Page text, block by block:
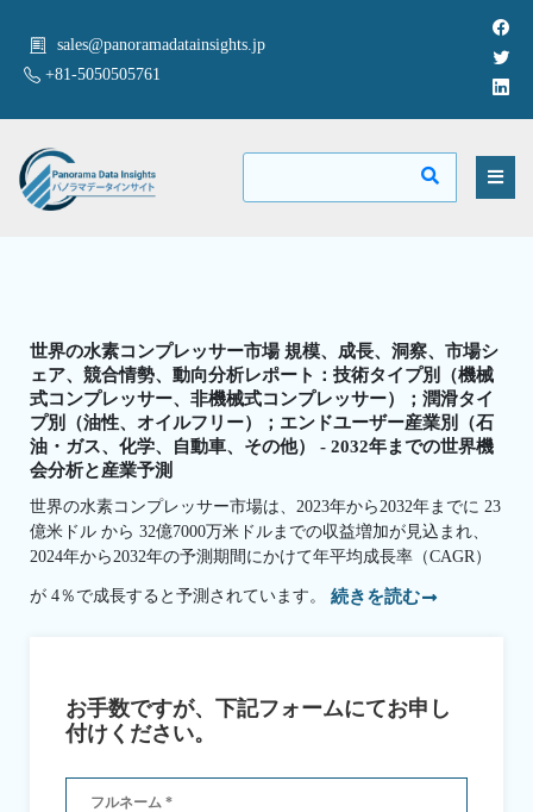
sales@panoramadatainsights.jp
+81-5050505761
世界の水素コンプレッサー市場 規模、成長、洞察、市場シ
ェア、競合情勢、動向分析レポート：技術タイプ別（機械
式コンプレッサー、非機械式コンプレッサー）；潤滑タイ
プ別（油性、オイルフリー）；エンドユーザー産業別（石
油・ガス、化学、自動車、その他） - 2032年までの世界機
会分析と産業予測
世界の水素コンプレッサー市場は、2023年から2032年までに 23
億米ドル から 32億7000万米ドルまでの収益増加が見込まれ、
2024年から2032年の予測期間にかけて年平均成長率（CAGR）
が 4％で成長すると予測されています。 続きを読む
お手数ですが、下記フォームにてお申し
付けください。